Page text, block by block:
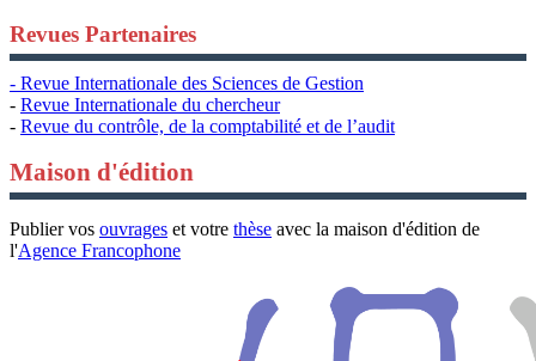
Revues Partenaires
- Revue Internationale des Sciences de Gestion
- Revue Internationale du chercheur
- Revue du contrôle, de la comptabilité et de l’audit
Maison d'édition
Publier vos ouvrages et votre thèse avec la maison d'édition de
l'Agence Francophone